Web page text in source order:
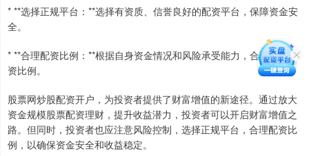
* **选择正规平台：**选择有资质、信誉良好的配资平台，保障资金安
全。
* **合理配资比例：**根据自身资金情况和风险承受能力，合理确定配
资比例。
股票网炒股配资开户，为投资者提供了财富增值的新途径。通过放大
资金规模股票配资理财，提升收益潜力，投资者可以开启财富增值之
路。但同时，投资者也应注意风险控制，选择正规平台，合理配资比
例，以确保资金安全和收益稳定。